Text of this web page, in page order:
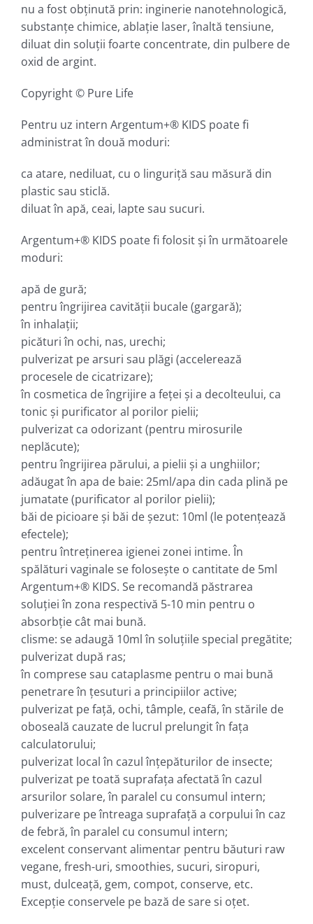
nu a fost obţinută prin: inginerie nanotehnologică,
substanţe chimice, ablaţie laser, înaltă tensiune,
diluat din soluţii foarte concentrate, din pulbere de
oxid de argint.
Copyright © Pure Life
Pentru uz intern Argentum+® KIDS poate fi
administrat în două moduri:
ca atare, nediluat, cu o linguriţă sau măsură din
plastic sau sticlă.
diluat în apă, ceai, lapte sau sucuri.
Argentum+® KIDS poate fi folosit şi în următoarele
moduri:
apă de gură;
pentru îngrijirea cavităţii bucale (gargară);
în inhalaţii;
picături în ochi, nas, urechi;
pulverizat pe arsuri sau plăgi (accelerează
procesele de cicatrizare);
în cosmetica de îngrijire a feţei şi a decolteului, ca
tonic şi purificator al porilor pielii;
pulverizat ca odorizant (pentru mirosurile
neplăcute);
pentru îngrijirea părului, a pielii şi a unghiilor;
adăugat în apa de baie: 25ml/apa din cada plină pe
jumatate (purificator al porilor pielii);
băi de picioare şi băi de şezut: 10ml (le potenţează
efectele);
pentru întreţinerea igienei zonei intime. În
spălături vaginale se foloseşte o cantitate de 5ml
Argentum+® KIDS. Se recomandă păstrarea
soluţiei în zona respectivă 5-10 min pentru o
absorbţie cât mai bună.
clisme: se adaugă 10ml în soluţiile special pregătite;
pulverizat după ras;
în comprese sau cataplasme pentru o mai bună
penetrare în ţesuturi a principiilor active;
pulverizat pe faţă, ochi, tâmple, ceafă, în stările de
oboseală cauzate de lucrul prelungit în faţa
calculatorului;
pulverizat local în cazul înţepăturilor de insecte;
pulverizat pe toată suprafaţa afectată în cazul
arsurilor solare, în paralel cu consumul intern;
pulverizare pe întreaga suprafaţă a corpului în caz
de febră, în paralel cu consumul intern;
excelent conservant alimentar pentru băuturi raw
vegane, fresh-uri, smoothies, sucuri, siropuri,
must, dulceaţă, gem, compot, conserve, etc.
Excepţie conservele pe bază de sare si oţet.